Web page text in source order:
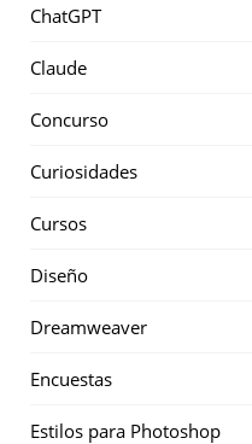
ChatGPT
Claude
Concurso
Curiosidades
Cursos
Diseño
Dreamweaver
Encuestas
Estilos para Photoshop